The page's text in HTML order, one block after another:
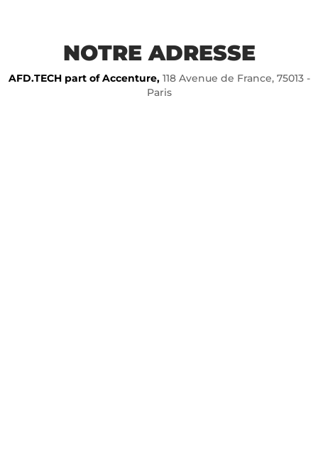
NOTRE ADRESSE
AFD.TECH part of Accenture,118 Avenue de France, 75013 -
Paris